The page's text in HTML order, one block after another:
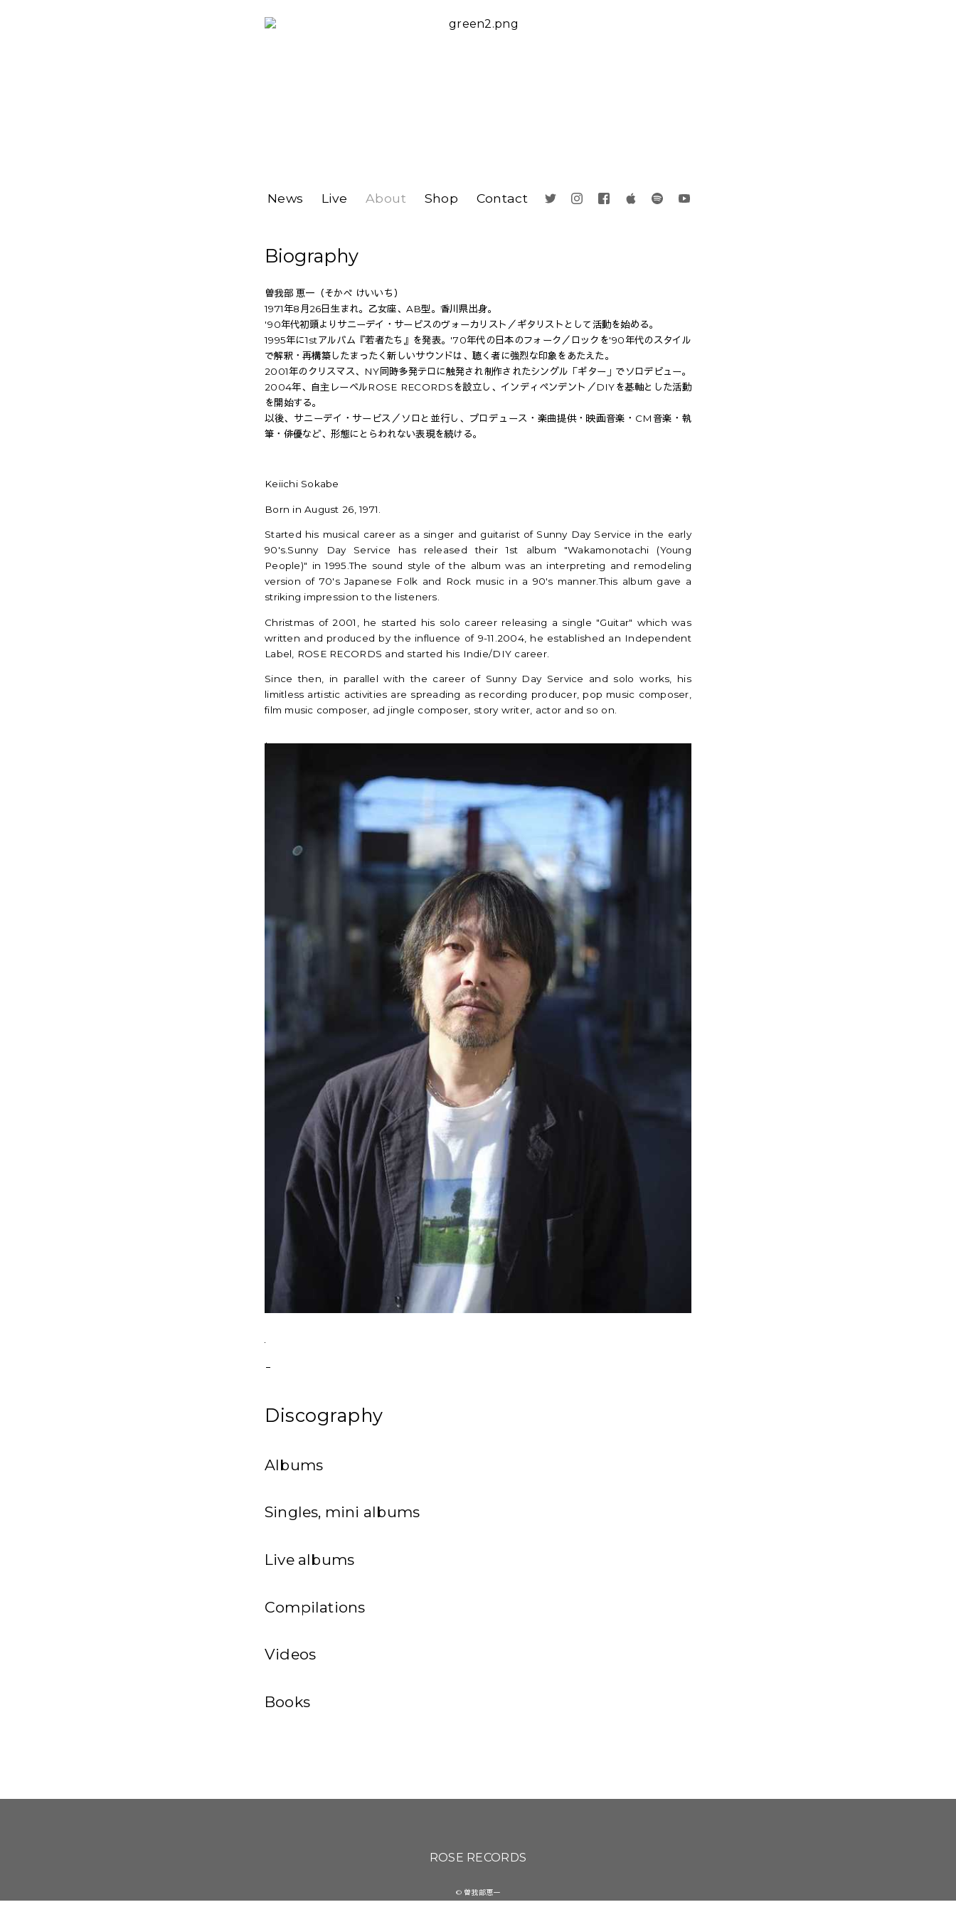
News Live About Shop Contact
Biography
曽我部 恵一（そかべ けいいち）
1971年8月26日生まれ。乙女座、AB型。香川県出身。
'90年代初頭よりサニーデイ・サービスのヴォーカリスト／ギタリストとして活動を始める。
1995年に1stアルバム『若者たち』を発表。'70年代の日本のフォーク／ロックを'90年代のスタイル
で解釈・再構築したまったく新しいサウンドは、聴く者に強烈な印象をあたえた。
2001年のクリスマス、NY同時多発テロに触発され制作されたシングル「ギター」でソロデビュー。
2004年、自主レーベルROSE RECORDSを設立し、インディペンデント／DIYを基軸とした活動
を開始する。
以後、サニーデイ・サービス／ソロと並行し、プロデュース・楽曲提供・映画音楽・CM音楽・執
筆・俳優など、形態にとらわれない表現を続ける。
Keiichi Sokabe
Born in August 26 1971.
Started his musical career as a singer and guitarist of Sunny Day Service in the early
90's.Sunny Day Service has released their 1st album "Wakamonotachi (Young
People)" in 1995.The sound style of the album was an interpreting and remodeling
version of 70's Japanese Folk and Rock music in a 90's manner.This album gave a
striking impression to the listeners.
Christmas of 2001
he started his solo career releasing a single "Guitar" which was
written and produced by the influence of 9-11.2004, he established an Independent
Label, ROSE RECORDS and started his Indie/DIY career.
Since then, in parallel with the career of Sunny Day Service and solo works, his
limitless artistic activities are spreading as recording producer, pop music composer,
film music composer, ad jingle composer, story writer, actor and so on.
Discography
Albums
Singles, mini albums
Live albums
Compilations
Videos
Books
ROSE RECORDS
© 曽我部恵一